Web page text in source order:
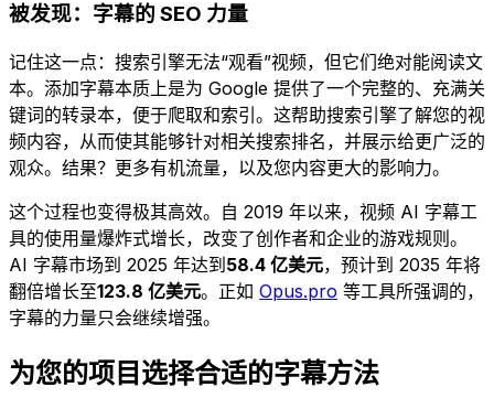
被发现：字幕的 SEO 力量
记住这一点：搜索引擎无法“观看”视频，但它们绝对能阅读文
本。添加字幕本质上是为 Google 提供了一个完整的、充满关
键词的转录本，便于爬取和索引。这帮助搜索引擎了解您的视
频内容，从而使其能够针对相关搜索排名，并展示给更广泛的
观众。结果？更多有机流量，以及您内容更大的影响力。
这个过程也变得极其高效。自 2019 年以来，视频 AI 字幕工
具的使用量爆炸式增长，改变了创作者和企业的游戏规则。
AI 字幕市场到 2025 年达到58.4 亿美元，预计到 2035 年将
翻倍增长至123.8 亿美元。正如 Opus.pro 等工具所强调的，
字幕的力量只会继续增强。
为您的项目选择合适的字幕方法